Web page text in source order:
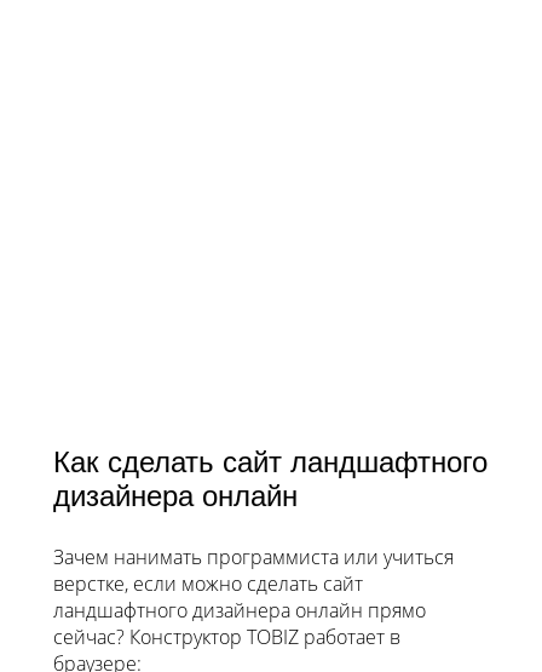
Как сделать сайт ландшафтного
дизайнера онлайн
Зачем нанимать программиста или учиться
верстке, если можно сделать сайт
ландшафтного дизайнера онлайн прямо
сейчас? Конструктор TOBIZ работает в
браузере: